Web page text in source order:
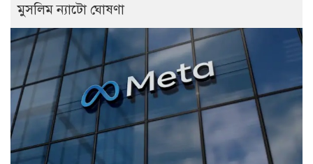
মুসলিম ন্যাটো ঘোষণা